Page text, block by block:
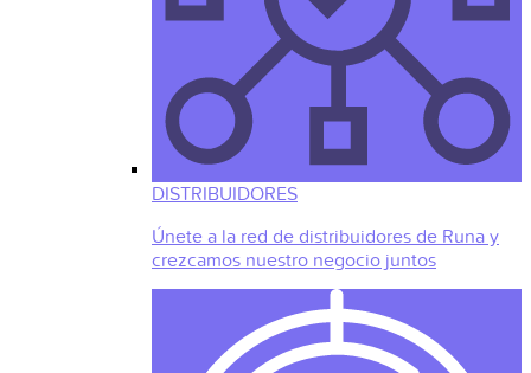
DISTRIBUIDORES
Únete a la red de distribuidores de Runa y
crezcamos nuestro negocio juntos